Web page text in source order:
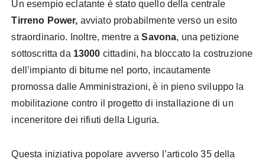
Un esempio eclatante è stato quello della centrale
Tirreno Power, avviato probabilmente verso un esito
straordinario.
Inoltre, mentre aSavona, una petizione
sottoscritta da 13000 cittadini, ha bloccato la costruzione
dell’impianto di bitume nel porto, incautamente
promossa dalle Amministrazioni, è in pieno sviluppo la
mobilitazione contro il progetto di installazione di un
inceneritore dei rifiuti della Liguria.
Questa iniziativa popolare avverso l’articolo 35 della